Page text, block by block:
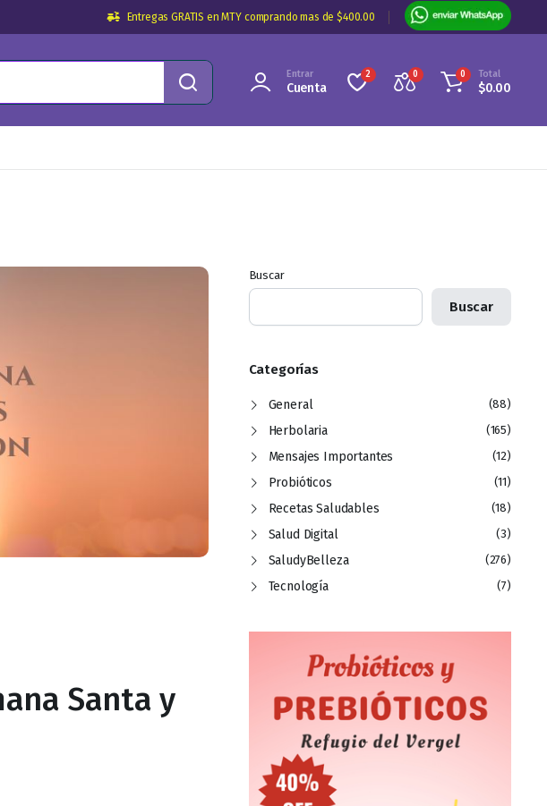
Entregas GRATIS en MTY comprando mas de $400.00
Entrar
Cuenta
2 0 0 Total
$0.00
Santa y
Buscar
Buscar
Categorías
General (88)
Herbolaria (165)
Mensajes Importantes (12)
Probióticos (11)
Recetas Saludables (18)
Salud Digital (3)
SaludyBelleza (276)
Tecnología (7)